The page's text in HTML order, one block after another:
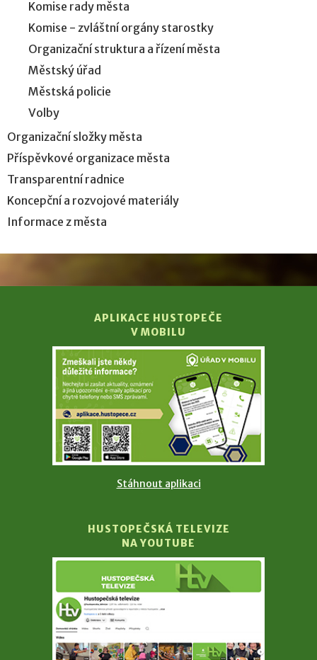
Komise rady města
Komise - zvláštní orgány starostky
Organizační struktura a řízení města
Městský úřad
Městská policie
Volby
Organizační složky města
Příspěvkové organizace města
Transparentní radnice
Koncepční a rozvojové materiály
Informace z města
APLIKACE HUSTOPEČE
V MOBILU
Stáhnout aplikaci
HUSTOPEČSKÁ TELEVIZE
NA YOUTUBE